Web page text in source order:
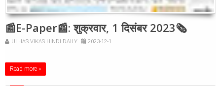
📰E-Paper📰: शुक्रवार, 1 दिसंबर 2023🗞
ULHAS VIKAS HINDI DAILY 2023-12-1
Read more »